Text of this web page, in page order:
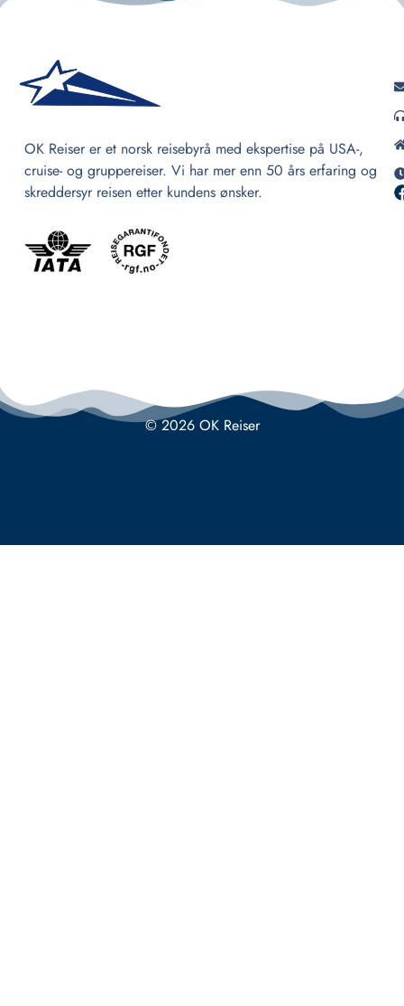
OK Reiser er et norsk reisebyrå med ekspertise på USA-,
cruise- og gruppereiser. Vi har mer enn 50 års erfaring og
skreddersyr reisen etter kundens ønsker.
© 2026 OK Reiser